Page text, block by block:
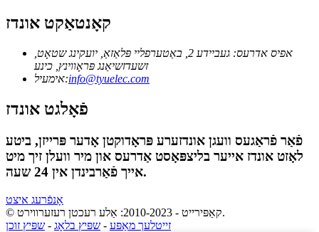
קאָנטאַקט אונדז
אפיס אדרעס: געביידע 2, באַטערפליי פּלאַזאַ, יועקינג שטאָט,
זשעדזשיאַנג פּראָווינץ, כינע
אימעיל:info@tyuelec.com
פֿאָלגט אונדז
פֿאַר פֿראַגעס וועגן אונדזערע פּראָדוקטן אָדער פּרייזן, ביטע
לאָזט אונדז אייער בליצפּאָסט אַדרעס און מיר וועלן זיך מיט
אייך פֿאַרבינדן אין 24 שעה.
אָנפֿרעג איצט
© קאַפּירייט - 2010-2023: אַלע רעכטן רעזערווירט.
זייטלעך מאַפּע - שפּיץ בלאָג - שפּיץ זוכן